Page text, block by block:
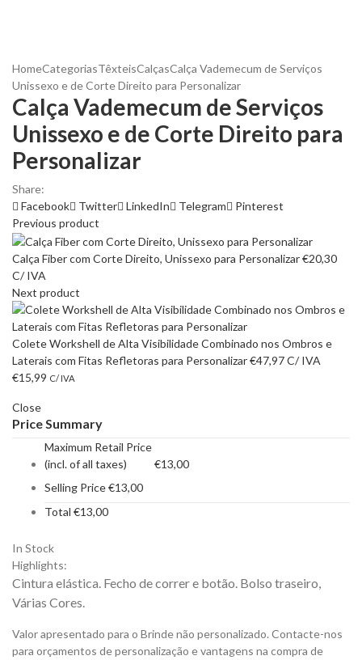
HomeCategoriasTêxteisCalçasCalça Vademecum de Serviços
Unissexo e de Corte Direito para Personalizar
Calça Vademecum de Serviços
Unissexo e de Corte Direito para
Personalizar
Share:
Facebook
Twitter LinkedIn Telegram
Pinterest
Previous product
Calça Fiber com Corte Direito, Unissexo para Personalizar€20,30
C/ IVA
Next product
Colete Workshell de Alta Visibilidade Combinado nos Ombros e
Laterais com Fitas Refletoras para Personalizar€47,97C/ IVA
€15,99 C/ IVA
Close
Price Summary
Maximum Retail Price
(incl. of all taxes)
€13,00
Selling Price€13,00
Total €13,00
In Stock
Highlights:
Cintura elástica. Fecho de correr e botão. Bolso traseiro,
Várias Cores.
Valor apresentado para o Brinde não personalizado. Contacte-nos
para orçamentos de personalização e vantagens na compra de